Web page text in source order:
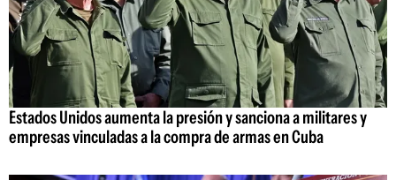
Estados Unidos aumenta la presión y sanciona a militares y
empresas vinculadas a la compra de armas en Cuba